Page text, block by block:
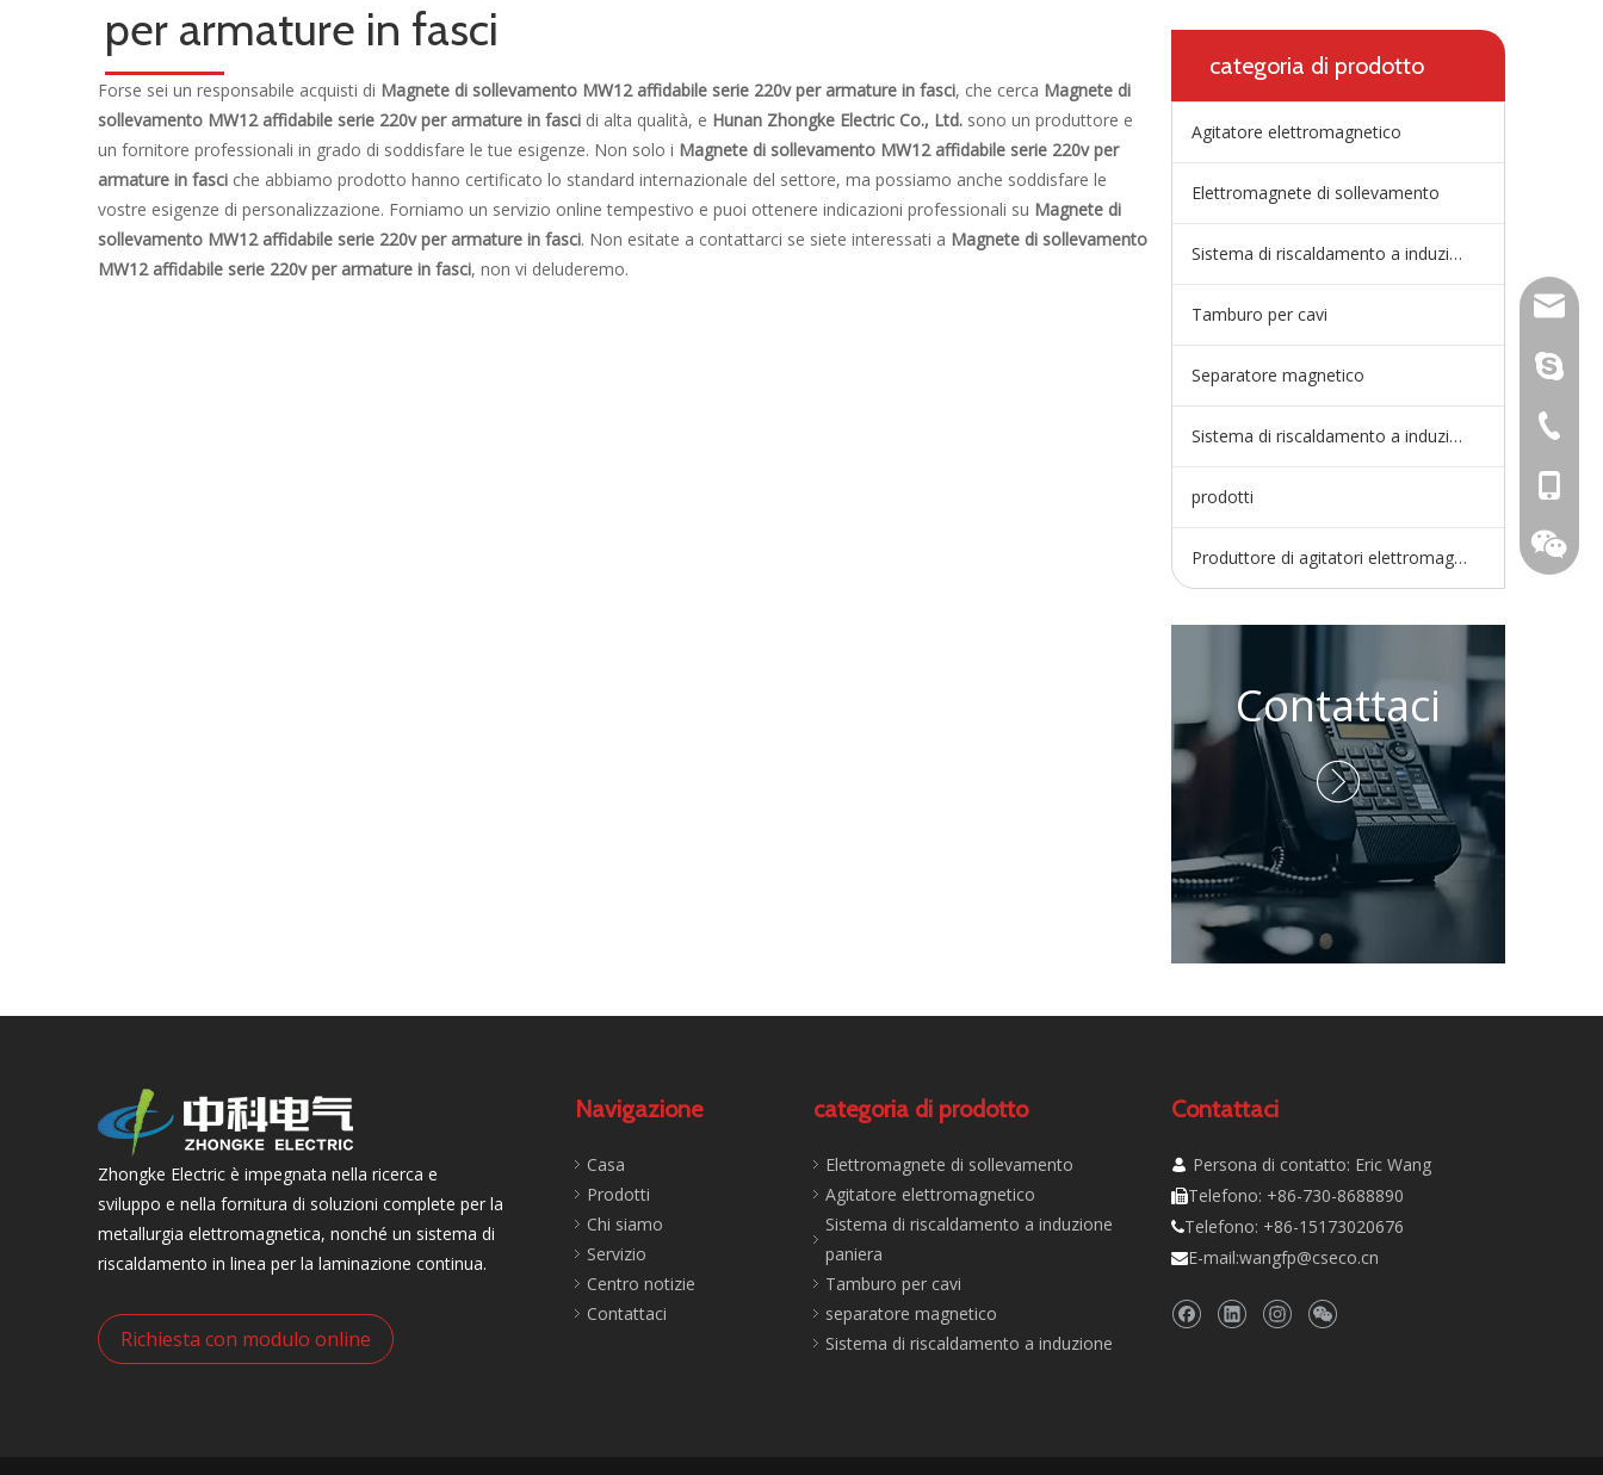
per armature in fasci
Forse sei un responsabile acquisti di Magnete di sollevamento MW12 affidabile serie 220v per armature in fasci, che cerca Magnete di
sollevamento MW12 affidabile serie 220v per armature in fasci di alta qualità, e Hunan Zhongke Electric Co., Ltd. sono un produttore e
un fornitore professionali in grado di soddisfare le tue esigenze. Non solo i Magnete di sollevamento MW12 affidabile serie 220v per
armature in fasci che abbiamo prodotto hanno certificato lo standard internazionale del settore, ma possiamo anche soddisfare le
vostre esigenze di personalizzazione. Forniamo un servizio online tempestivo e puoi ottenere indicazioni professionali su Magnete di
sollevamento MW12 affidabile serie 220v per armature in fasci. Non esitate a contattarci se siete interessati a Magnete di sollevamento
MW12 affidabile serie 220v per armature in fasci, non vi deluderemo.
categoria di prodotto
Agitatore elettromagnetico
Elettromagnete di sollevamento
Sistema di riscaldamento a induzione della paniera
Tamburo per cavi
Separatore magnetico
Sistema di riscaldamento a induzione
prodotti
Produttore di agitatori elettromagnetici
Contattaci

Zhongke Electric è impegnata nella ricerca e
sviluppo e nella fornitura di soluzioni complete per la
metallurgia elettromagnetica, nonché un sistema di
riscaldamento in linea per la laminazione continua.
Richiesta con modulo online
Navigazione
Casa
Prodotti
Chi siamo
Servizio
Centro notizie
Contattaci
dal
+86-
categoria di prodotto
Elettromagnete di sollevamento
Agitatore elettromagnetico
Sistema di riscaldamento a induzione
paniera
Tamburo per cavi
separatore magnetico
Sistema di riscaldamento a induzione
Contattaci
 Persona di contatto: Eric Wang
Telefono: +86-730-8688890
Telefono: +86-15173020676
E-mail:wangfp@cseco.cn